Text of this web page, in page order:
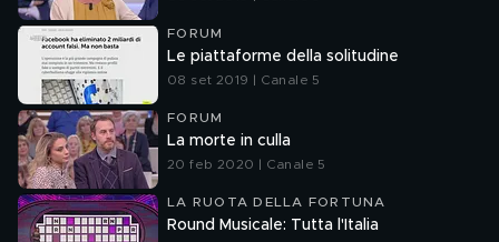
FORUM
Le piattaforme della solitudine
08 set 2019 | Canale 5
FORUM
La morte in culla
20 feb 2020 | Canale 5
LA RUOTA DELLA FORTUNA
Round Musicale: Tutta l'Italia